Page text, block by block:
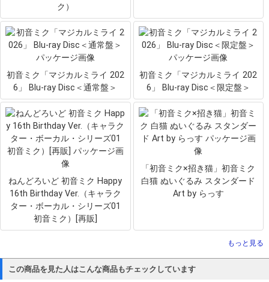
ク）
初音ミク「マジカルミライ 202
6」 Blu-ray Disc＜通常盤＞
初音ミク「マジカルミライ 202
6」 Blu-ray Disc＜限定盤＞
ねんどろいど 初音ミク Happy
16th Birthday Ver.（キャラク
ター・ボーカル・シリーズ01
初音ミク）[再販]
「初音ミク×招き猫」初音ミク
白猫 ぬいぐるみ スタンダード
Art by らっす
もっと見る
この商品を見た人はこんな商品もチェックしています